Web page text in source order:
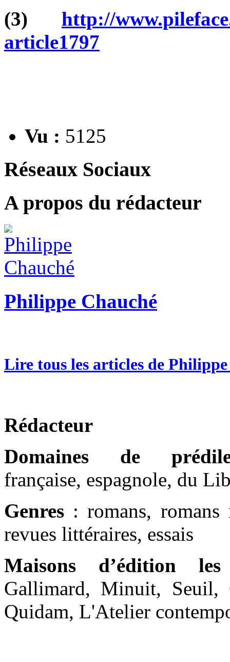
(3) http://
article1797
Vu : 5125
Réseaux Sociaux
A propos du rédacteur
Philippe Chauché
Lire tous les articles de
Rédacteur
Domaines de
française, espagnole, du
Genres : romans, romans
revues littéraires, essais
Maisons d’édition
Gallimard, Minuit, Seuil,
Quidam, L'Atelier